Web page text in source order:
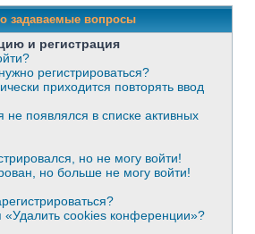
задаваемые вопросы
и регистрация
регистрироваться?
приходится повторять ввод
не появлялся в списке активных
но не могу войти!
но больше не могу войти!
«Удалить cookies конференции»?